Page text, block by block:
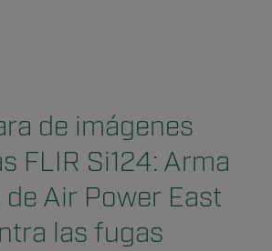
de imágenes
FLIR Si124: Arma
Air Power East
las fugas